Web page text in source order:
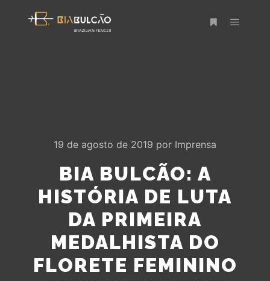
19 de agosto de 2019 por Imprensa
BIA BULCÃO: A
HISTÓRIA DE LUTA
DA PRIMEIRA
MEDALHISTA DO
FLORETE FEMININO